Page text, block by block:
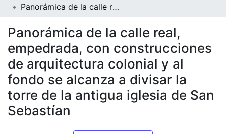
Panorámica de la calle real, empedrada, con construcciones de arquitectura colonial y al fondo se alcanza a divisar la torre de la antigua iglesia de San Sebastían
Panorámica de la calle real,
empedrada, con construcciones
de arquitectura colonial y al
fondo se alcanza a divisar la
torre de la antigua iglesia de San
Sebastían